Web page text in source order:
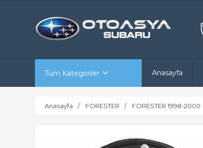
Tüm Kategoriler Anasayfa
Anasayfa FORESTER FORESTER 1998-2000